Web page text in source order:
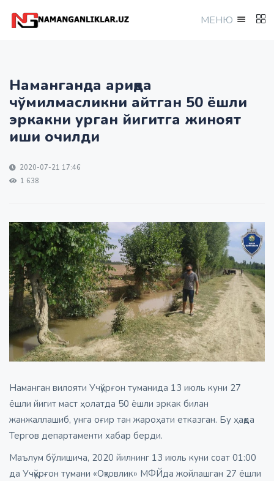
МEНЮ
Наманганда ариқда
чўмилмасликни айтган 50 ёшли
эркакни урган йигитга жиноят
иши очилди
2020-07-21 17:46
1 638
Наманган вилояти Учқўрғон туманида 13 июль куни 27
ёшли йигит маст ҳолатда 50 ёшли эркак билан
жанжаллашиб, унга оғир тан жароҳати етказган. Бу ҳақда
Тергов департаменти хабар берди.
Маълум бўлишича, 2020 йилнинг 13 июль куни соат 01:00
да Учқўрғон тумани «Оқтовлик» МФЙда жойлашган 27 ёшли